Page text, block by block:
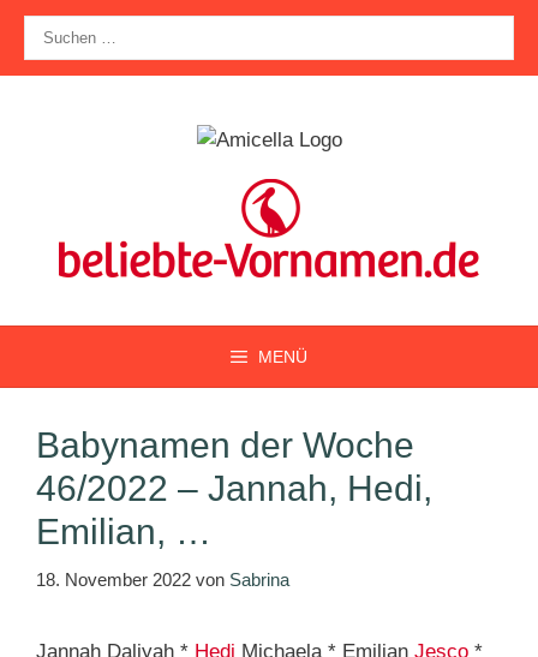
Zum
Inhalt
springen
nach:
MENÜ
Babynamen der Woche
46/2022 – Jannah, Hedi,
Emilian, …
18. November 2022 von Sabrina
Jannah Daliyah * Hedi Michaela * Emilian Jesco *